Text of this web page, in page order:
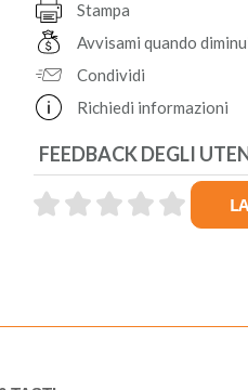
Stampa
Avvisami quando
Condividi
Richiedi informazioni
FEEDBACK DEGLI